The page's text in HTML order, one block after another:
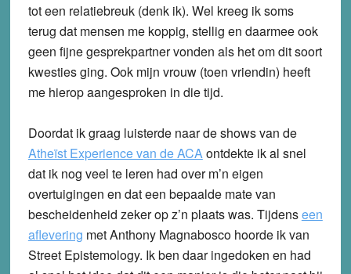
tot een relatiebreuk (denk ik). Wel kreeg ik soms
terug dat mensen me koppig, stellig en daarmee ook
geen fijne gesprekpartner vonden als het om dit soort
kwesties ging. Ook mijn vrouw (toen vriendin) heeft
me hierop aangesproken in die tijd.
Doordat ik graag luisterde naar de shows van de
Atheïst Experience van de ACAontdekte ik al snel
dat ik nog veel te leren had over m’n eigen
overtuigingen en dat een bepaalde mate van
bescheidenheid zeker op z’n plaats was. Tijdenseen
aflevering met Anthony Magnabosco hoorde ik van
Street Epistemology. Ik ben daar ingedoken en had